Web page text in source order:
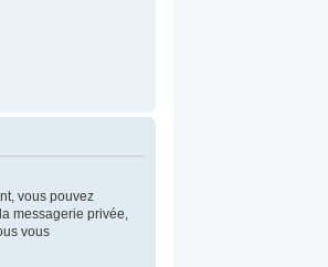
vous pouvez
messagerie privée,
vous